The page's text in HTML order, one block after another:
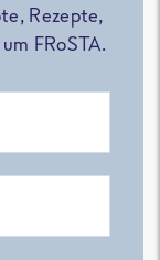
Rezepte,
FRoSTA.